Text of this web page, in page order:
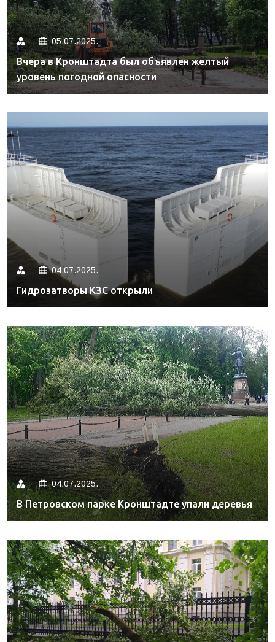
05.07.2025.
Вчера в Кронштадта был объявлен желтый
уровень погодной опасности
04.07.2025.
Гидрозатворы КЗС открыли
04.07.2025.
В Петровском парке Кронштадте упали деревья